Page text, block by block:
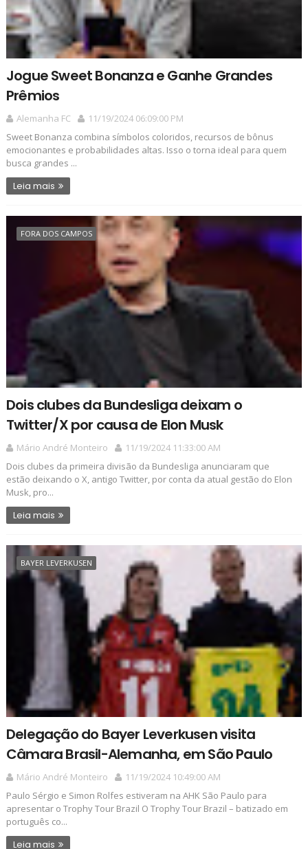
Jogue Sweet Bonanza e Ganhe Grandes
Prêmios
Alemanha FC
11/19/2024 06:09:00 PM
Sweet Bonanza combina símbolos coloridos, recursos de bônus
emocionantes e probabilidades altas. Isso o torna ideal para quem
busca grandes ...
Leia mais
FORA DOS CAMPOS
Dois clubes da Bundesliga deixam o
Twitter/X por causa de Elon Musk
Mário André Monteiro
11/19/2024 11:33:00 AM
Dois clubes da primeira divisão da Bundesliga anunciaram que
estão deixando o X, antigo Twitter, por conta da atual gestão do Elon
Musk, pro...
Leia mais
BAYER LEVERKUSEN
Delegação do Bayer Leverkusen visita
Câmara Brasil-Alemanha, em São Paulo
Mário André Monteiro
11/19/2024 10:49:00 AM
Paulo Sérgio e Simon Rolfes estiveram na AHK São Paulo para
apresentar o Trophy Tour Brazil O Trophy Tour Brazil – batizado em
português co...
Leia mais